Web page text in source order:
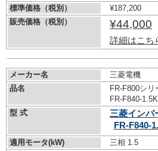
標準価格（税別）
¥187,200
販売価格（税別）
¥44,000
詳細はこち
メーカー名
三菱電機
品名
FR-F800シリ
FR-F840-
型 式
三菱インバ
FR-F840-
適用モータ(kW)
三相 1.5